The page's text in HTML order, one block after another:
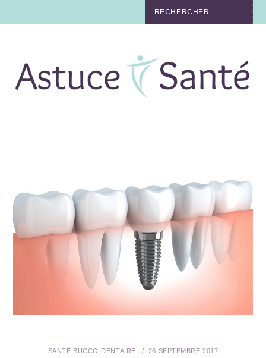
TABAC
MÉDECINE
MÉDECINE DOUCE
SANTÉ BUCCO-DENTAIRE
SANTÉ BUCCO-DENTAIRE 26 SEPTEMBRE 2017